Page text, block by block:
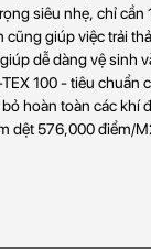
siêu nhẹ, chỉ cần
giúp việc trải
dễ dàng vệ sinh
100 - tiêu chuẩn
hoàn toàn các khí
dệt 576,000 điểm/